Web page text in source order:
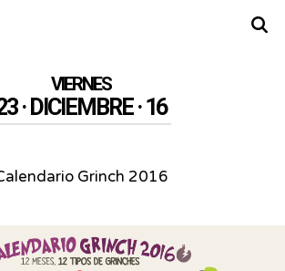
VIERNES
· DICIEMBRE · 16
Grinch 2016
Calendario
Grinch